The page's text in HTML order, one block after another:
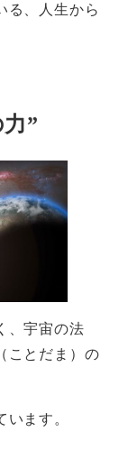
る、人生から
”
、宇宙の法
ことだま）の
ます。